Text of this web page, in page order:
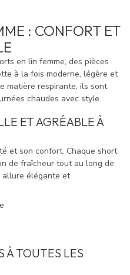
: CONFORT ET
en lin femme, des pièces
à la fois moderne, légère et
matière respirante, ils sont
chaudes avec style.
ET AGRÉABLE À
et son confort. Chaque short
de fraîcheur tout au long de
allure élégante et
À TOUTES LES